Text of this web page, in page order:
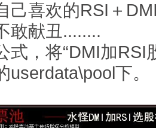
己喜欢的RSI＋
敢献丑........
式，将“DMI加RSI
userdata\pool下。